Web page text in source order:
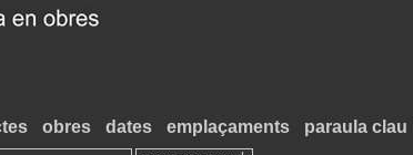
obres dates emplaçaments paraula clau